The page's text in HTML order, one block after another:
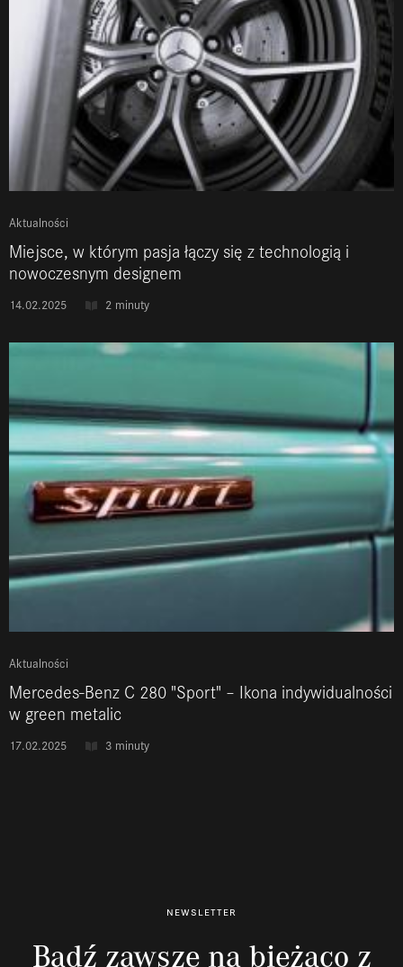
Aktualności
Miejsce, w którym pasja łączy się z technologią i
nowoczesnym designem
14.02.2025 2 minuty
Aktualności
Mercedes-Benz C 280 "Sport" – Ikona indywidualności
w green metalic
17.02.2025 3 minuty
newsletter
Bądź zawsze na bieżąco z